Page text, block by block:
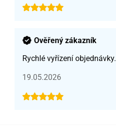
Ověřený zákazník
Rychlé vyřízení objednávky.
19.05.2026